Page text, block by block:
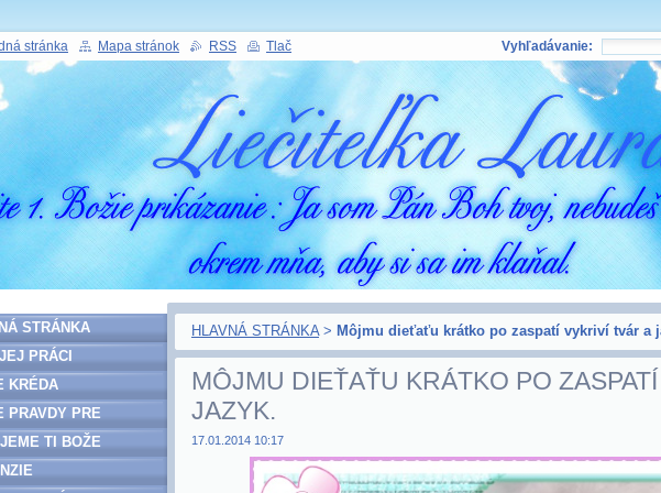
HLAVNÁ STRÁNKA > Môjmu dieťaťu krátko po zaspatí vykriví tvár a
MÔJMU DIEŤAŤU KRÁTKO PO
JAZYK.
17.01.2014 10:17
STRÁNKA
PRÁCI
KRÉDA
PRAVDY PRE
TI BOŽE
stránka Mapa stránok RSS Tlač Vyhľadávanie: